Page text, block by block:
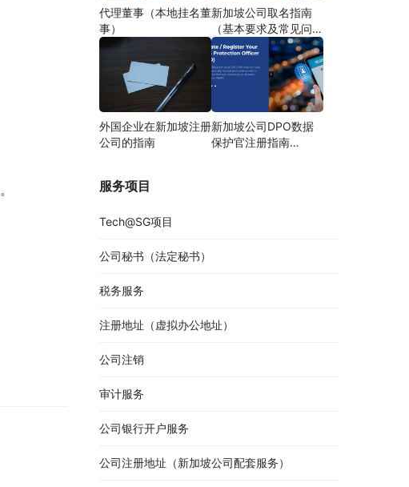
。
代理董事（本地挂名董
事）
新加坡公司取名指南
（基本要求及常见问
题）
外国企业在新加坡注册
公司的指南
新加坡公司DPO数据
保护官注册指南
服务项目
Tech@SG项目
公司秘书（法定秘书）
税务服务
注册地址（虚拟办公地址）
公司注销
审计服务
公司银行开户服务
公司注册地址（新加坡公司配套服务）